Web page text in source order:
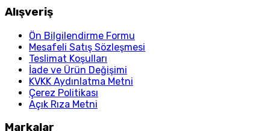
Alışveriş
Ön Bilgilendirme Formu
Mesafeli Satış Sözleşmesi
Teslimat Koşulları
İade ve Ürün Değişimi
KVKK Aydınlatma Metni
Çerez Politikası
Açık Rıza Metni
Markalar